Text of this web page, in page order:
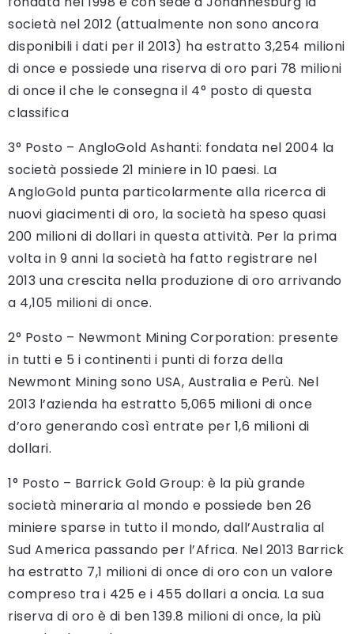
società nel 2012 (attualmente non sono ancora
disponibili i dati per il 2013) ha estratto 3,254 milioni
di once e possiede una riserva di oro pari 78 milioni
di once il che le consegna il 4° posto di questa
classifica
3° Posto – AngloGold Ashanti: fondata nel 2004 la
società possiede 21 miniere in 10 paesi. La
AngloGold punta particolarmente alla ricerca di
nuovi giacimenti di oro, la società ha speso quasi
200 milioni di dollari in questa attività. Per la prima
volta in 9 anni la società ha fatto registrare nel
2013 una crescita nella produzione di oro arrivando
a 4,105 milioni di once.
2° Posto – Newmont Mining Corporation: presente
in tutti e 5 i continenti i punti di forza della
Newmont Mining sono USA, Australia e Perù. Nel
2013 l’azienda ha estratto 5,065 milioni di once
d’oro generando così entrate per 1,6 milioni di
dollari.
1° Posto – Barrick Gold Group: è la più grande
società mineraria al mondo e possiede ben 26
miniere sparse in tutto il mondo, dall’Australia al
Sud America passando per l’Africa. Nel 2013 Barrick
ha estratto 7,1 milioni di once di oro con un valore
compreso tra i 425 e i 455 dollari a oncia. La sua
riserva di oro è di ben 139.8 milioni di once, la più